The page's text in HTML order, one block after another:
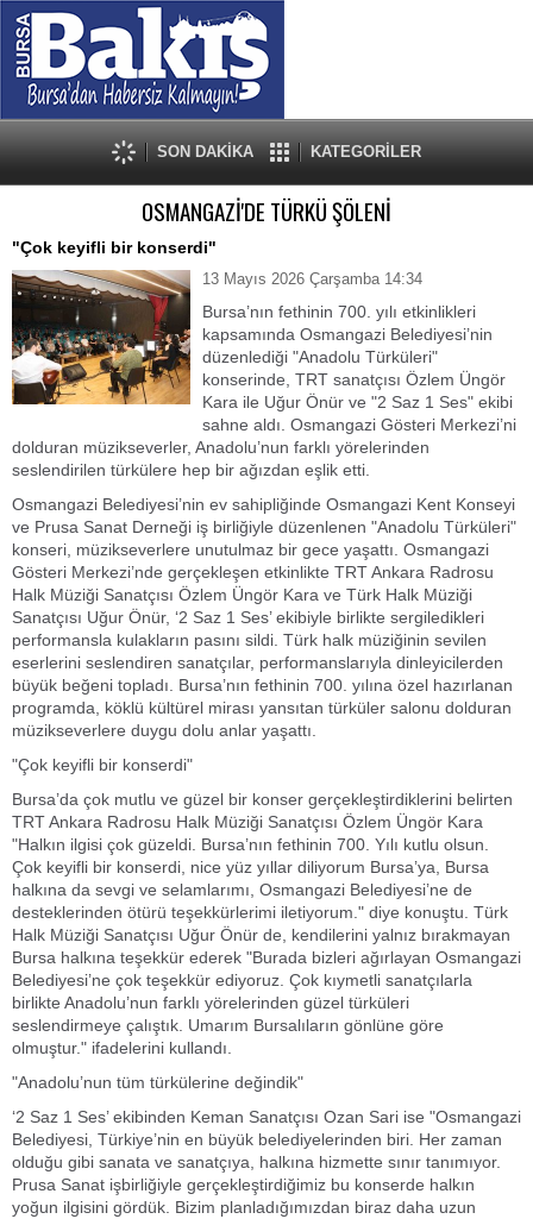
SON DAKİKA KATEGORİLER
OSMANGAZİ'DE TÜRKÜ ŞÖLENİ
"Çok keyifli bir konserdi"
13 Mayıs 2026 Çarşamba 14:34
Bursa’nın fethinin 700. yılı etkinlikleri
kapsamında Osmangazi Belediyesi’nin
düzenlediği "Anadolu Türküleri"
konserinde, TRT sanatçısı Özlem Üngör
Kara ile Uğur Önür ve "2 Saz 1 Ses" ekibi
sahne aldı. Osmangazi Gösteri Merkezi’ni
dolduran müzikseverler, Anadolu’nun farklı yörelerinden
seslendirilen türkülere hep bir ağızdan eşlik etti.
Osmangazi Belediyesi’nin ev sahipliğinde Osmangazi Kent Konseyi
ve Prusa Sanat Derneği iş birliğiyle düzenlenen "Anadolu Türküleri"
konseri, müzikseverlere unutulmaz bir gece yaşattı. Osmangazi
Gösteri Merkezi’nde gerçekleşen etkinlikte TRT Ankara Radrosu
Halk Müziği Sanatçısı Özlem Üngör Kara ve Türk Halk Müziği
Sanatçısı Uğur Önür, ‘2 Saz 1 Ses’ ekibiyle birlikte sergiledikleri
performansla kulakların pasını sildi. Türk halk müziğinin sevilen
eserlerini seslendiren sanatçılar, performanslarıyla dinleyicilerden
büyük beğeni topladı. Bursa’nın fethinin 700. yılına özel hazırlanan
programda, köklü kültürel mirası yansıtan türküler salonu dolduran
müzikseverlere duygu dolu anlar yaşattı.
"Çok keyifli bir konserdi"
Bursa’da çok mutlu ve güzel bir konser gerçekleştirdiklerini belirten
TRT Ankara Radrosu Halk Müziği Sanatçısı Özlem Üngör Kara
"Halkın ilgisi çok güzeldi. Bursa’nın fethinin 700. Yılı kutlu olsun.
Çok keyifli bir konserdi, nice yüz yıllar diliyorum Bursa’ya, Bursa
halkına da sevgi ve selamlarımı, Osmangazi Belediyesi’ne de
desteklerinden ötürü teşekkürlerimi iletiyorum." diye konuştu. Türk
Halk Müziği Sanatçısı Uğur Önür de, kendilerini yalnız bırakmayan
Bursa halkına teşekkür ederek "Burada bizleri ağırlayan Osmangazi
Belediyesi’ne çok teşekkür ediyoruz. Çok kıymetli sanatçılarla
birlikte Anadolu’nun farklı yörelerinden güzel türküleri
seslendirmeye çalıştık. Umarım Bursalıların gönlüne göre
olmuştur." ifadelerini kullandı.
"Anadolu’nun tüm türkülerine değindik"
‘2 Saz 1 Ses’ ekibinden Keman Sanatçısı Ozan Sari ise "Osmangazi
Belediyesi, Türkiye’nin en büyük belediyelerinden biri. Her zaman
olduğu gibi sanata ve sanatçıya, halkına hizmette sınır tanımıyor.
Prusa Sanat işbirliğiyle gerçekleştirdiğimiz bu konserde halkın
yoğun ilgisini gördük. Bizim planladığımızdan biraz daha uzun